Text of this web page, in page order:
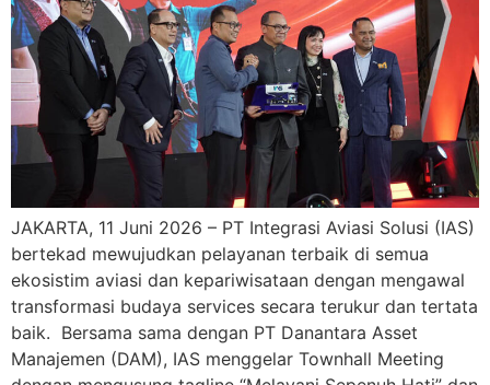
JAKARTA, 11 Juni 2026 – PT Integrasi Aviasi Solusi (IAS)
bertekad mewujudkan pelayanan terbaik di semua
ekosistim aviasi dan kepariwisataan dengan mengawal
transformasi budaya services secara terukur dan tertata
baik. Bersama sama dengan PT Danantara Asset
Manajemen (DAM), IAS menggelar Townhall Meeting